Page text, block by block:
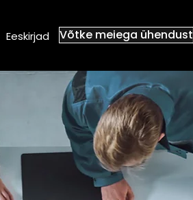
Eeskirjad Võtke meiega ühendust